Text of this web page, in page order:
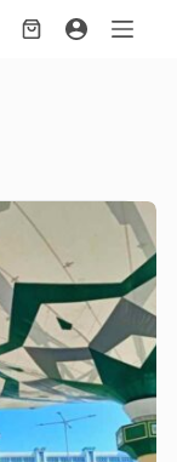
Shopping